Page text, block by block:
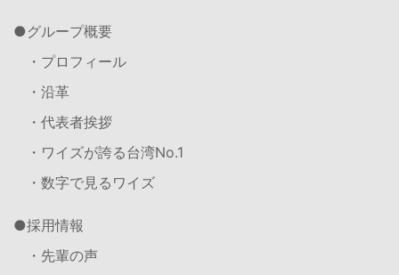
グループ概要
・プロフィール
・沿革
・代表者挨拶
・ワイズが誇る台湾No.1
・数字で見るワイズ
採用情報
・先輩の声